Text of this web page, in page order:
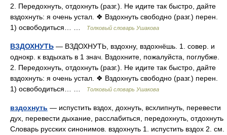
2. Передохнуть, отдохнуть (разг.). Не идите так быстро, дайте
вздохнуть: я очень устал. ❖ Вздохнуть свободно (разг.) перен.
1) освободиться… …
Толковый словарь Ушакова
ВЗДОХНУТЬ — ВЗДОХНУТЬ, вздохну, вздохнёшь. 1. совер. и
однокр. к вздыхать в 1 знач. Вздохните, пожалуйста, поглубже.
2. Передохнуть, отдохнуть (разг.). Не идите так быстро, дайте
вздохнуть: я очень устал. ❖ Вздохнуть свободно (разг.) перен.
1) освободиться… …
Толковый словарь Ушакова
вздохнуть — испустить вздох, дохнуть, всхлипнуть, перевести
дух, перевести дыхание, расслабиться, передохнуть, отдохнуть
Словарь русских синонимов. вздохнуть 1. испустить вздох 2. см.